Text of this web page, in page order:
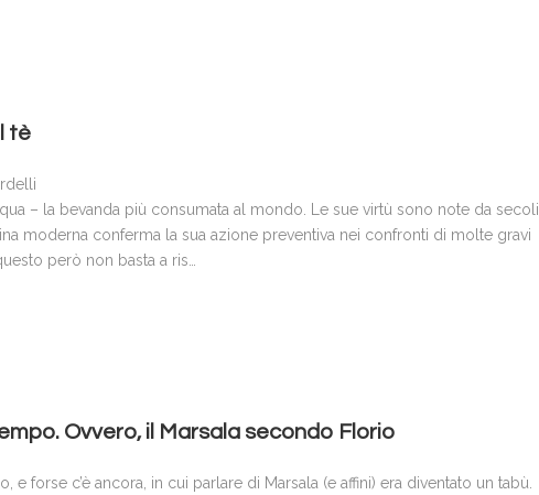
tè
– la bevanda più consumata al mondo. Le sue virtù sono note da secoli
moderna conferma la sua azione preventiva nei confronti di molte gravi
però non basta a ris…
Ovvero, il Marsala secondo Florio
e forse c’è ancora, in cui parlare di Marsala (e affini) era diventato un tabù.